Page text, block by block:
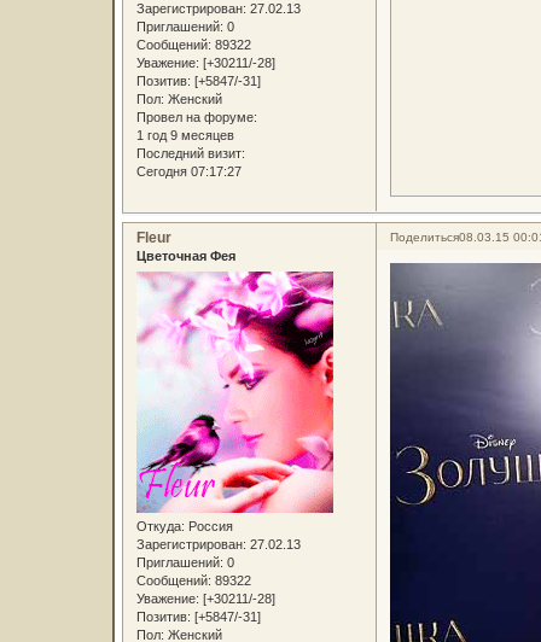
Зарегистрирован: 27.02.13
Приглашений: 0
Сообщений: 89322
Уважение: [+30211/-28]
Позитив: [+5847/-31]
Пол: Женский
Провел на форуме:
1 год 9 месяцев
Последний визит:
Сегодня 07:17:27
Поделиться08.03.15
Fleur
Цветочная Фея
Откуда: Россия
Зарегистрирован: 27.02.13
Приглашений: 0
Сообщений: 89322
Уважение: [+30211/-28]
Позитив: [+5847/-31]
Пол: Женский